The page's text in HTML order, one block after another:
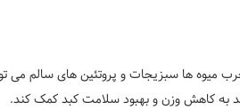
میوه ها سبزیجات و پروتئین های سالم می
به کاهش وزن و بهبود سلامت کبد کمک کند.